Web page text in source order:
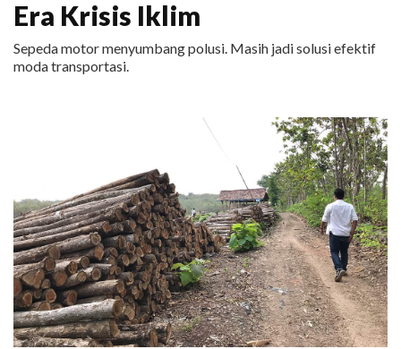
Era Krisis Iklim
Sepeda motor menyumbang polusi. Masih jadi solusi efektif
moda transportasi.